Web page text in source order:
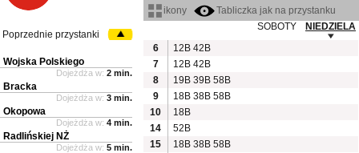
ikony
Tabliczka jak na przystanku
SOBOTY
NIEDZIELA
6
12B 42B
7
12B 42B
8
19B 39B 58B
9
18B 38B 58B
10
18B
14
52B
15
18B 38B 58B
Poprzednie przystanki
Wojska Polskiego
Dojeżdża w: 2 min.
Bracka
Dojeżdża w: 3 min.
Okopowa
Dojeżdża w: 4 min.
Radlińskiej NŻ
Dojeżdża w: 5 min.